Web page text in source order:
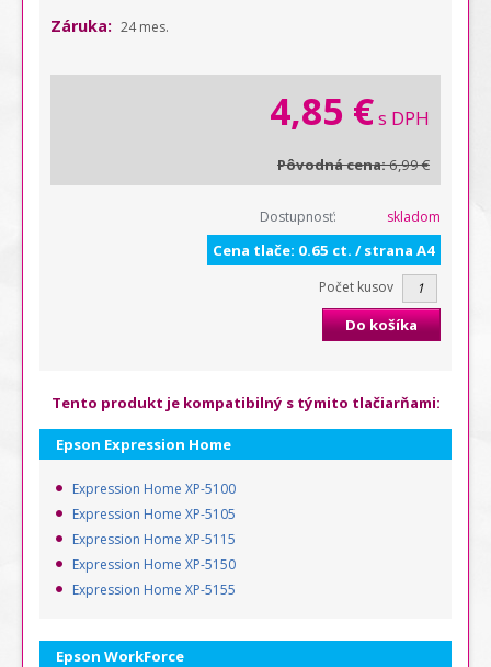
Záruka: 24 mes.
4,85 €s DPH
Pôvodná cena:6,99 €
Dostupnosť: skladom
Cena tlače: 0.65 ct. / strana A4
Počet kusov
Do košíka
Tento produkt je kompatibilný s týmito tlačiarňami:
Epson Expression Home
Expression Home XP-5100
Expression Home XP-5105
Expression Home XP-5115
Expression Home XP-5150
Expression Home XP-5155
Epson WorkForce